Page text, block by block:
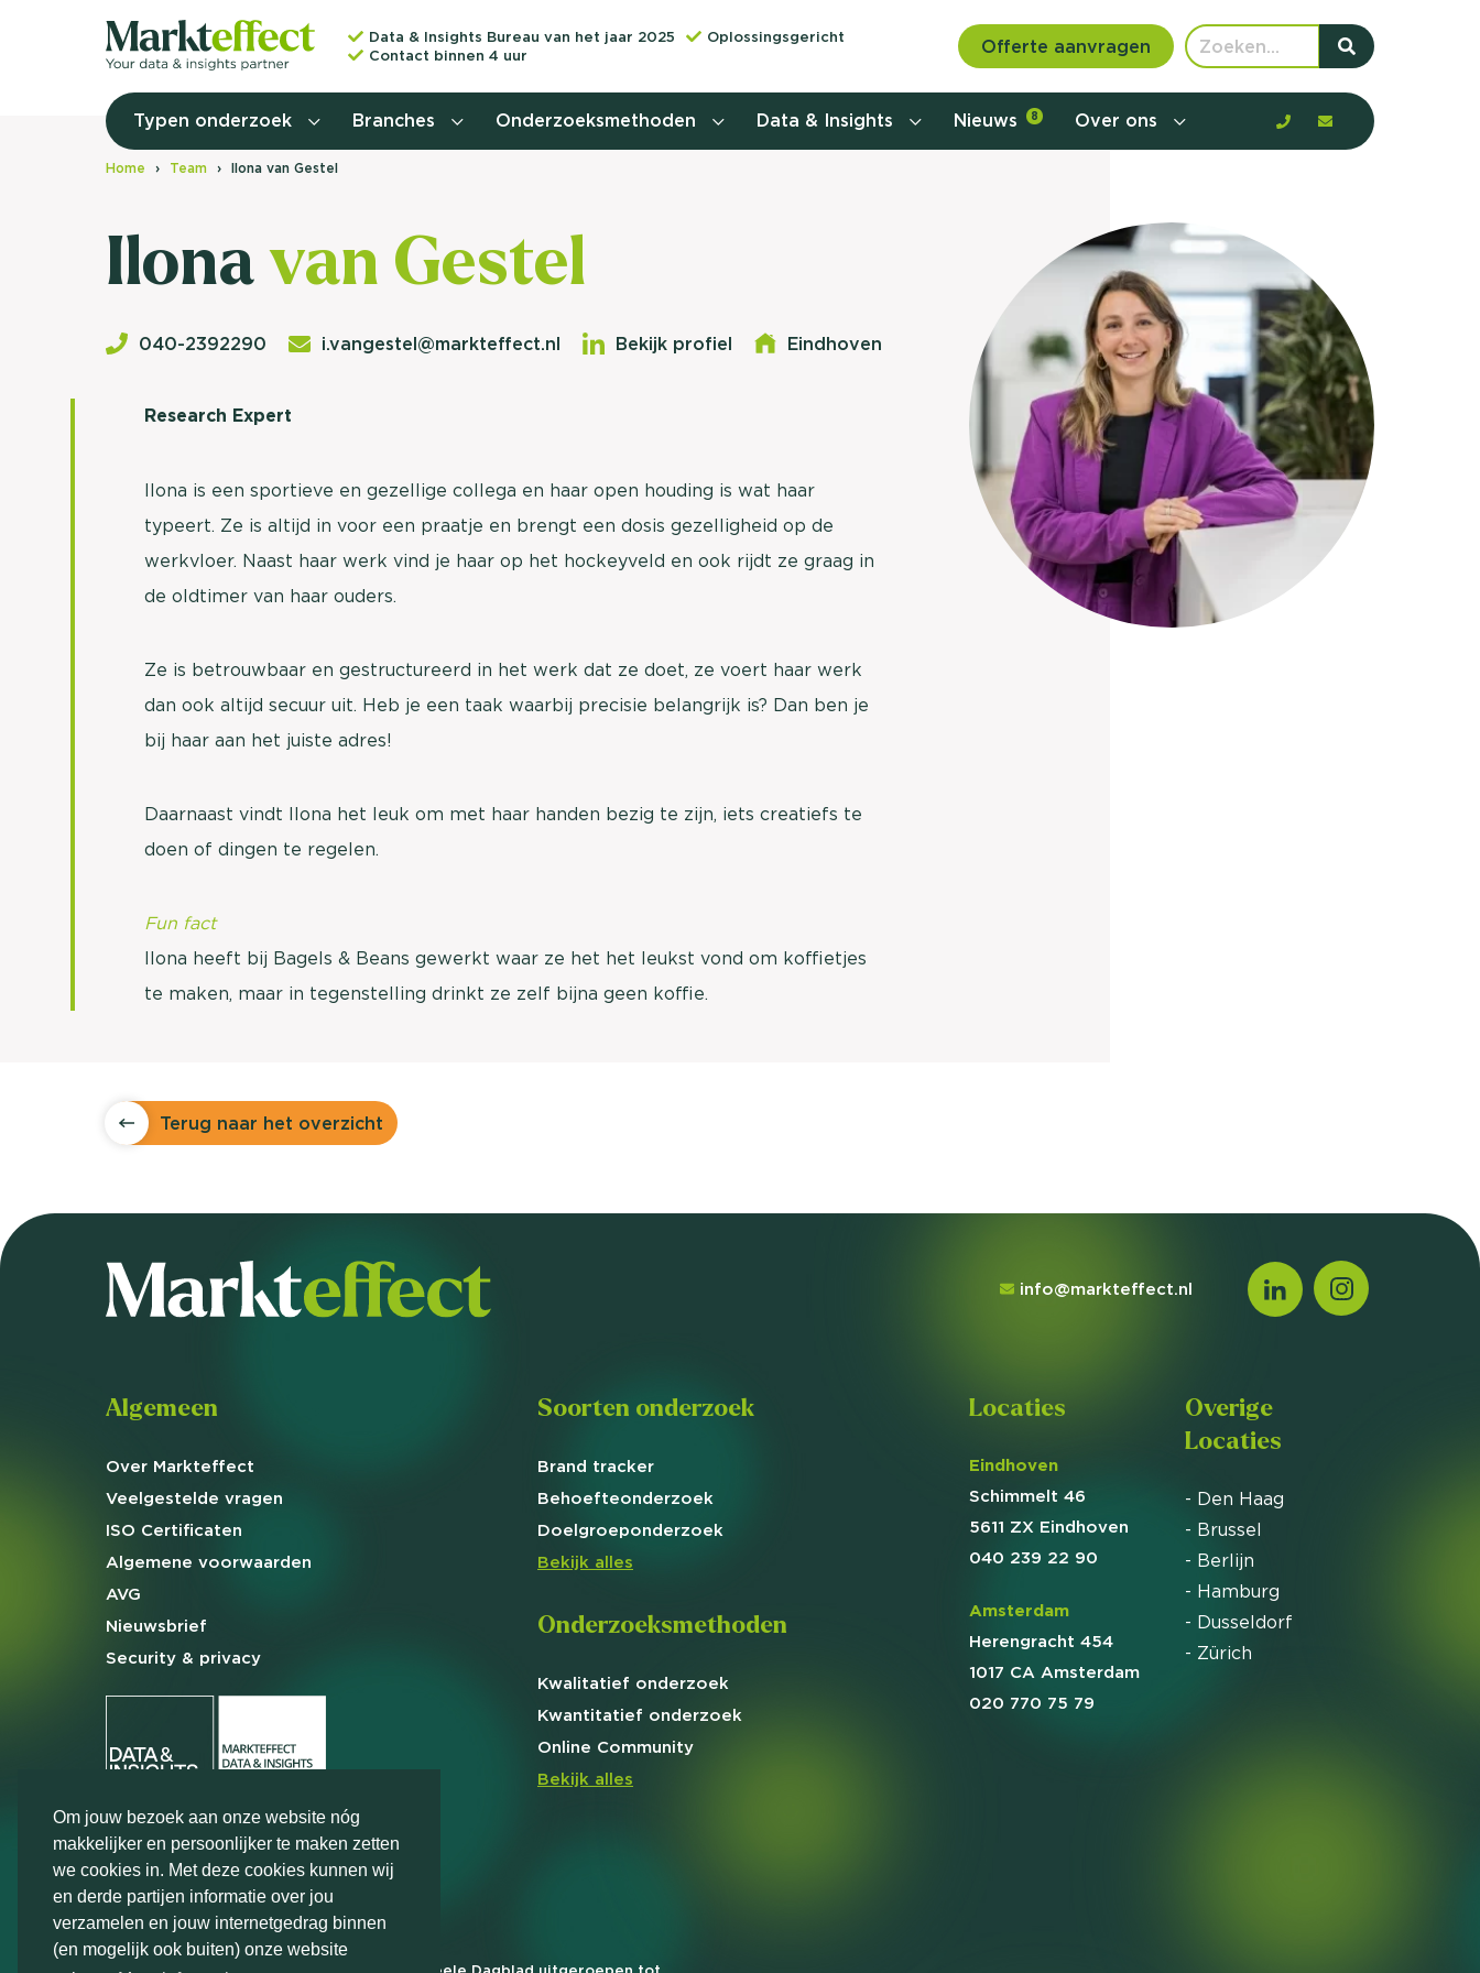
Om jouw bezoek aan onze website nóg
makkelijker en persoonlijker te maken zetten
we cookies in. Met deze cookies kunnen wij
en derde partijen informatie over jou
verzamelen en jouw internetgedrag binnen
(en mogelijk ook buiten) onze website
Data & Insights Bureau van het jaar 2025
Oplossingsgericht
Contact binnen 4 uur
Offerte aanvragen
Typen onderzoek
Customer journey onderzoek
Onderzoek (NSKO)
Usage & attitude onderzoek
Relevantere communicatie en aanbod door de
customer journey, de barrières en gedrag in kaart te
brengen. Benieuwd hoe?
Client Consultant
Branches Onderzoeksmethoden Data & Insights Nieuws 8 Over ons
Home Team Ilona van Gestel
Ilonavan Gestel
040-2392290 i.vangestel@markteffect.nl Bekijk profiel Eindhoven
Research Expert
Ilona is een sportieve en gezellige collega en haar open houding is wat haar
typeert. Ze is altijd in voor een praatje en brengt een dosis gezelligheid op de
werkvloer. Naast haar werk vind je haar op het hockeyveld en ook rijdt ze graag in
de oldtimer van haar ouders.
Ze is betrouwbaar en gestructureerd in het werk dat ze doet, ze voert haar werk
dan ook altijd secuur uit. Heb je een taak waarbij precisie belangrijk is? Dan ben je
bij haar aan het juiste adres!
Daarnaast vindt Ilona het leuk om met haar handen bezig te zijn, iets creatiefs te
doen of dingen te regelen.
Fun fact
Ilona heeft bij Bagels & Beans gewerkt waar ze het het leukst vond om koffietjes
te maken, maar in tegenstelling drinkt ze zelf bijna geen koffie.
Terug naar het overzicht
info@markteffect.nl
Algemeen
Over Markteffect
Veelgestelde vragen
ISO Certificaten
Algemene voorwaarden
AVG
Nieuwsbrief
Security & privacy
Soorten onderzoek
Brand tracker
Behoefteonderzoek
Doelgroeponderzoek
Bekijk alles
Onderzoeksmethoden
Kwalitatief onderzoek
Kwantitatief onderzoek
Online Community
Bekijk alles
Locaties
Eindhoven
Schimmelt 46
5611 ZX Eindhoven
040 239 22 90
Amsterdam
Herengracht 454
1017 CA Amsterdam
020 770 75 79
Overige
Locaties
- Den Haag
- Brussel
- Berlijn
- Hamburg
- Dusseldorf
- Zürich